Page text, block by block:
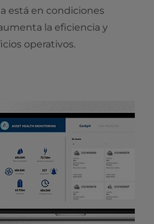
está en condiciones
la eficiencia y
operativos.